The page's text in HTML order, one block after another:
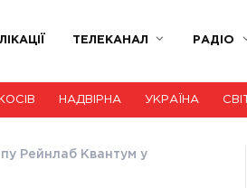
ТЕЛЕКАНАЛ РАДІО
КОСІВ НАДВІРНА УКРАЇНА СВІТ
Рейнлаб Квантум у